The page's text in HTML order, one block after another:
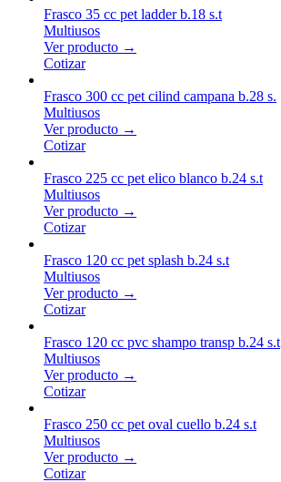
Frasco 35 cc pet ladder b.18 s.t
Multiusos
Ver producto →
Cotizar
Frasco 300 cc pet cilind campana b.28 s.
Multiusos
Ver producto →
Cotizar
Frasco 225 cc pet elico blanco b.24 s.t
Multiusos
Ver producto →
Cotizar
Frasco 120 cc pet splash b.24 s.t
Multiusos
Ver producto →
Cotizar
Frasco 120 cc pvc shampo transp b.24 s.t
Multiusos
Ver producto →
Cotizar
Frasco 250 cc pet oval cuello b.24 s.t
Multiusos
Ver producto →
Cotizar